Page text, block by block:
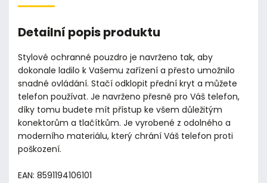
Detailní popis produktu
Stylové ochranné pouzdro je navrženo tak, aby
dokonale ladilo k Vašemu zařízení a přesto umožnilo
snadné ovládání. Stačí odklopit přední kryt a můžete
telefon používat. Je navrženo přesně pro Váš telefon,
díky tomu budete mít přístup ke všem důležitým
konektorům a tlačítkům. Je vyrobené z odolného a
moderního materiálu, který chrání Váš telefon proti
poškození.
EAN: 8591194106101